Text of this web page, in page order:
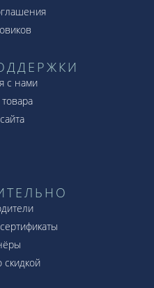
с нами
скидкой